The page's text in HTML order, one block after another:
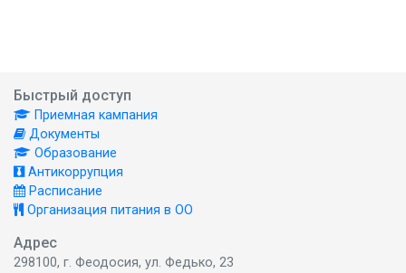
Быстрый доступ
Приемная кампания
Документы
Образование
Антикоррупция
Расписание
Организация питания в ОО
Адрес
298100, г. Феодосия, ул. Федько, 23